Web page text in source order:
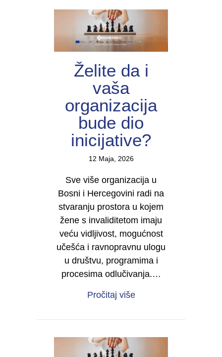
Želite da i
vaša
organizacija
bude dio
inicijative?
12 Maja, 2026
Sve više organizacija u
Bosni i Hercegovini radi na
stvaranju prostora u kojem
žene s invaliditetom imaju
veću vidljivost, mogućnost
učešća i ravnopravnu ulogu
u društvu, programima i
procesima odlučivanja.…
Pročitaj višeabout Želite da i